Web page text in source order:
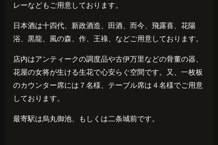
レーなどもご用意しております。
日本酒は十四代、新政酒造、田酒、而今、飛露喜、花陽
浴、黒龍、風の森、作、王祿、などご用意しております。
店内はアンティークの調度品や古伊万里などの骨董の器、
花屋の女将が生ける生花で心安らぐ空間です。又、一枚板
のカウンター席には７名様、テーブル席は４名様でご用意
しております。
最寄駅は烏丸御池、もしくは二条城前です。